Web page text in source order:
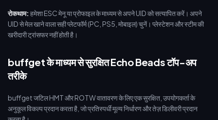
रोकथाम: हमेशा ESC मेनू या प्रोफाइल के माध्यम से अपने UID को सत्यापित करें। अपने
UID से मेल खाने वाला सही प्लेटफॉर्म (PC, PS5, मोबाइल) चुनें। प्लेस्टेशन और स्टीम की
खरीदारी ट्रांसफर नहीं होती है।
buffget के माध्यम से सुरक्षित Echo Beads टॉप-अप
तरीके
buffget जटिल HMT और ROTW वातावरण के लिए एक सुरक्षित, उपयोगकर्ता के
अनुकूल विकल्प प्रदान करता है, जो प्रतिस्पर्धी मूल्य निर्धारण और तेज़ डिलीवरी प्रदान